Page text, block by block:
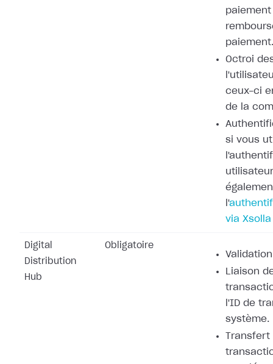
paiement.
Octroi
ceux-ci
de la
si vous
l'
via Xsolla
Digital
Distribution
Hub
Obligatoire
Liaison
l'ID de
système.